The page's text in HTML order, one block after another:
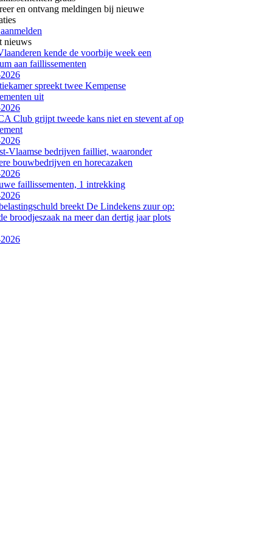
en ontvang meldingen bij nieuwe
nieuws
kende de voorbije week een
aan faillissementen
spreekt twee Kempense
uit
Club grijpt tweede kans niet en stevent af op
Vlaamse bedrijven failliet, waaronder
bouwbedrijven en horecazaken
faillissementen, 1 intrekking
breekt De Lindekens zuur op:
broodjeszaak na meer dan dertig jaar plots